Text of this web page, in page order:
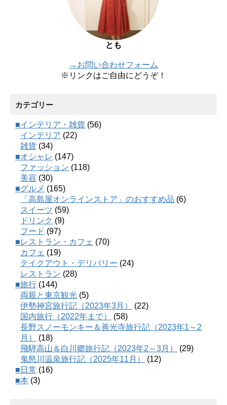
とも
→お問い合わせフォーム
※リンクはご自由にどうぞ！
カテゴリー
■インテリア・雑貨 (56)
インテリア (22)
雑貨 (34)
■オシャレ (147)
ファッション (118)
美容 (30)
■グルメ (165)
「高島屋オンラインストア」のおすすめ品 (6)
スイーツ (59)
ドリンク (9)
フード (97)
■レストラン・カフェ (70)
カフェ (19)
テイクアウト・デリバリー (24)
レストラン (28)
■旅行 (144)
両親と東京観光 (5)
伊勢神宮旅行記（2023年3月）
(22)
国内旅行（2022年まで）
(58)
長野スノーモンキー＆善光寺旅行記（2023年1～2
月）
(18)
飛騨高山＆白川郷旅行記（2023年2～3月）
(29)
鬼怒川温泉旅行記（2025年11月）
(12)
■日常 (16)
■本 (3)